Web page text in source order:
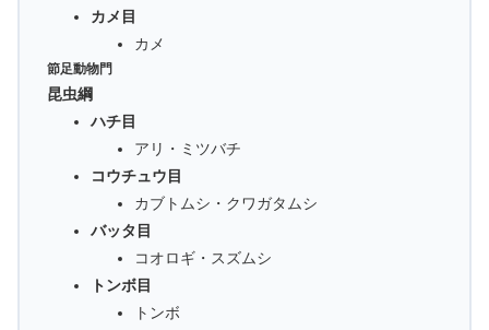
カメ目
カメ
節足動物門
昆虫綱
ハチ目
アリ・ミツバチ
コウチュウ目
カブトムシ・クワガタムシ
バッタ目
コオロギ・スズムシ
トンボ目
トンボ